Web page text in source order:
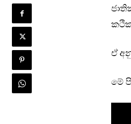
ඒ
මේ